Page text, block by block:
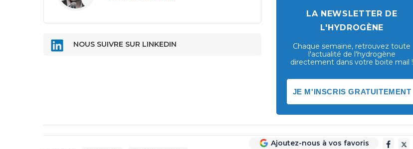
NOUS SUIVRE SUR LINKEDIN
LA NEWSLETTER DE
L'HYDROGÈNE
Chaque semaine, retrouvez toute
l'actualité de l'hydrogène
directement dans votre boite mail !
JE M'INSCRIS GRATUITEMENT
Ajoutez-nous à vos favoris